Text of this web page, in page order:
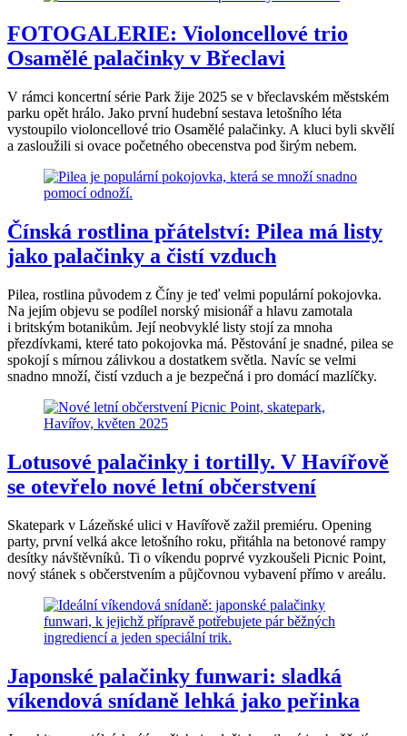
FOTOGALERIE: Violoncellové trio
Osamělé palačinky v Břeclavi
V rámci koncertní série Park žije 2025 se v břeclavském městském
parku opět hrálo. Jako první hudební sestava letošního léta
vystoupilo violoncellové trio Osamělé palačinky. A kluci byli skvělí
a zasloužili si ovace početného obecenstva pod širým nebem.
Čínská rostlina přátelství: Pilea má listy
jako palačinky a čistí vzduch
Pilea, rostlina původem z Číny je teď velmi populární pokojovka.
Na jejím objevu se podílel norský misionář a hlavu zamotala
i britským botanikům. Její neobvyklé listy stojí za mnoha
přezdívkami, které tato pokojovka má. Pěstování je snadné, pilea se
spokojí s mírnou zálivkou a dostatkem světla. Navíc se velmi
snadno množí, čistí vzduch a je bezpečná i pro domácí mazlíčky.
Lotusové palačinky i tortilly. V Havířově
se otevřelo nové letní občerstvení
Skatepark v Lázeňské ulici v Havířově zažil premiéru. Opening
party, první velká akce letošního roku, přitáhla na betonové rampy
desítky návštěvníků. Ti o víkendu poprvé vyzkoušeli Picnic Point,
nový stánek s občerstvením a půjčovnou vybavení přímo v areálu.
Japonské palačinky funwari: sladká
víkendová snídaně lehká jako peřinka